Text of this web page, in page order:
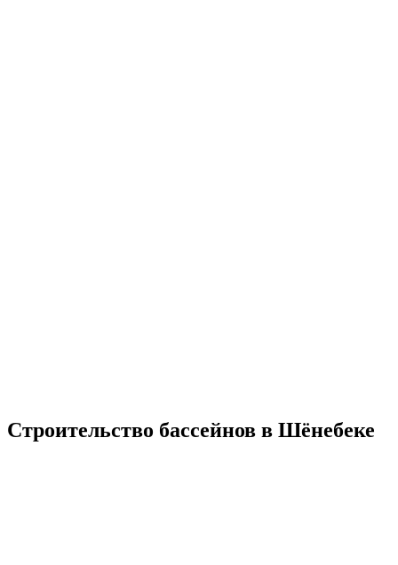
Строительство бассейнов в Шёнебеке